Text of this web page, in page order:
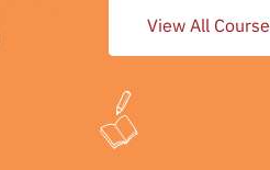
View All Course